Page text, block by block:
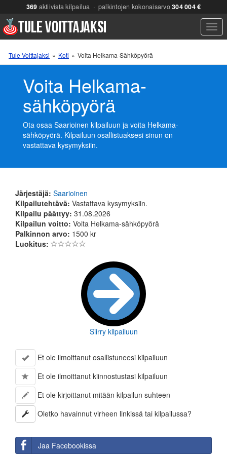
369 aktiivista kilpailua · palkintojen kokonaisarvo304 004 €
Tule Voittajaksi » Koti » Voita Helkama-Sähköpyörä
Voita Helkama-
sähköpyörä
Ota osaa Saarioinen kilpailuun ja voita Helkama-
sähköpyörä. Kilpailuun osallistuaksesi sinun on
vastattava kysymyksiin.
Järjestäjä: Saarioinen
Kilpailutehtävä: Vastattava kysymyksiin.
Kilpailu päättyy: 31.08.2026
Kilpailun voitto: Voita Helkama-sähköpyörä
Palkinnon arvo: 1500 kr
Luokitus:
Siirry kilpailuun
Et ole ilmoittanut osallistuneesi kilpailuun
Et ole ilmoittanut kiinnostustasi kilpailuun
Et ole kirjoittanut mitään kilpailun suhteen
Oletko havainnut virheen linkissä tai kilpailussa?
Jaa Facebookissa